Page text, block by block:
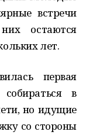
встречи
остаются
лет.
первая
в
но идущие
со стороны